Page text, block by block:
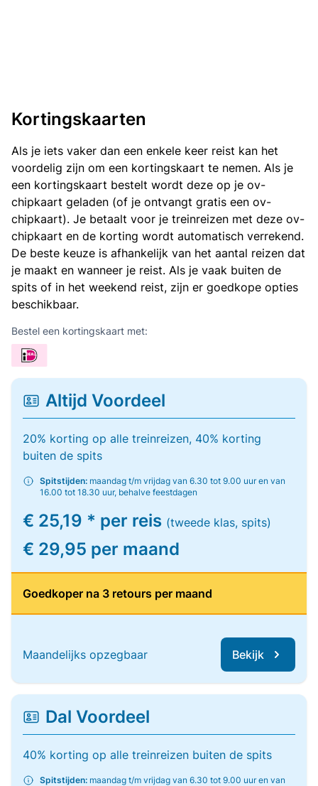
Kortingskaarten
Als je iets vaker dan een enkele keer reist kan het
voordelig zijn om een kortingskaart te nemen. Als je
een kortingskaart bestelt wordt deze op je ov-
chipkaart geladen (of je ontvangt gratis een ov-
chipkaart). Je betaalt voor je treinreizen met deze ov-
chipkaart en de korting wordt automatisch verrekend.
De beste keuze is afhankelijk van het aantal reizen dat
je maakt en wanneer je reist. Als je vaak buiten de
spits of in het weekend reist, zijn er goedkope opties
beschikbaar.
Bestel een kortingskaart met:
Altijd Voordeel
20% korting op alle treinreizen, 40% korting
buiten de spits
Spitstijden: maandag t/m vrijdag van 6.30 tot 9.00 uur en van
16.00 tot 18.30 uur, behalve feestdagen
€ 25,19 * per reis (tweede klas, spits)
€ 29,95 per maand
Goedkoper na 3 retours per maand
Maandelijks opzegbaar Bekijk
Dal Voordeel
40% korting op alle treinreizen buiten de spits
Spitstijden: maandag t/m vrijdag van 6.30 tot 9.00 uur en van